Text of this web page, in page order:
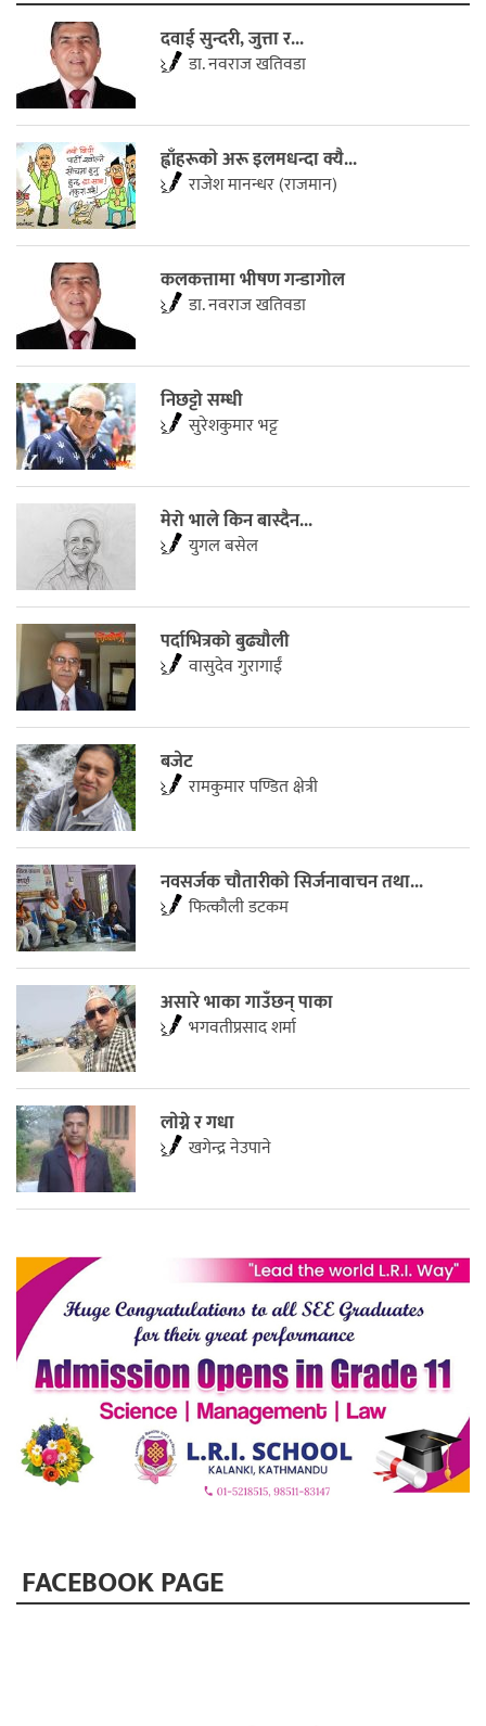
दवाई सुन्दरी, जुत्ता र...
डा. नवराज खतिवडा
ह्वाँहरूकाे अरू इलमधन्दा क्यै...
राजेश मानन्धर (राजमान)
कलकत्तामा भीषण गन्डागोल
डा. नवराज खतिवडा
निछट्टो सम्धी
सुरेशकुमार भट्ट
मेरो भाले किन बास्दैन...
युगल बसेल
पर्दाभित्रको बुढ्यौली
वासुदेव गुरागाईं
बजेट
रामकुमार पण्डित क्षेत्री
नवसर्जक चाैतारीकाे सिर्जनावाचन तथा...
फित्काैली डटकम
असारे भाका गाउँछन् पाका
भगवतीप्रसाद शर्मा
लाेग्ने र गधा
खगेन्द्र नेउपाने
FACEBOOK PAGE